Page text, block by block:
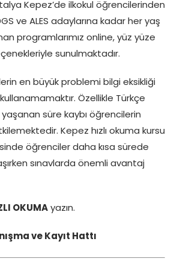
Kepez’de ilkokul öğrencilerinden
ve ALES adaylarına kadar her yaş
programlarımız online, yüz yüze
sunulmaktadır.
en büyük problemi bilgi eksikliği
Özellikle Türkçe
süre kaybı öğrencilerin
Kepez hızlı okuma kursu
öğrenciler daha kısa sürede
sınavlarda önemli avantaj
OKUMA yazın.
ve Kayıt Hattı